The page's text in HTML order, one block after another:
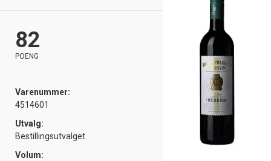
82
POENG
Varenummer:
4514601
Utvalg:
Bestillingsutvalget
Volum: